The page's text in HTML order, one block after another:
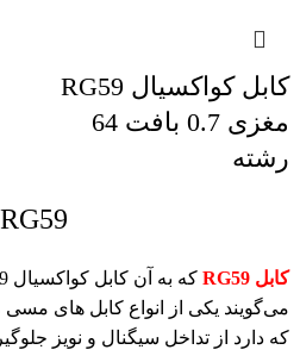
کابل کواکسیال RG59
مغزی 0.7 بافت 64
رشته
RG59
کابل RG59
می‌گویند یکی از انواع کابل های
که دارد از تداخل سیگنال و نویز